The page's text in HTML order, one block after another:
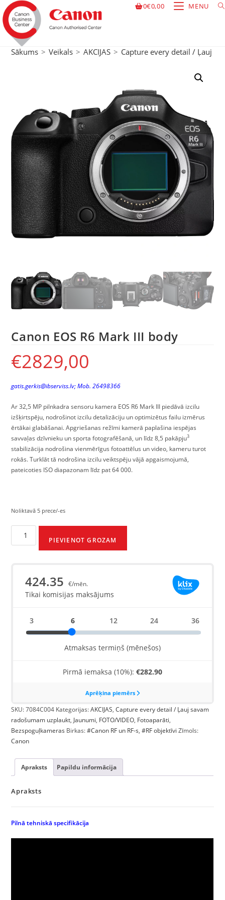
0€0,00 MENU
Sākums > Veikals > AKCIJAS > Capture every detail / Ļauj
Canon EOS R6 Mark III body
€2829,00
gatis.gerkis@ibserviss.lv; Mob.26498366
Ar 32,5 MP pilnkadra sensoru kamera EOS R6 Mark III piedāvā izcilu
izšķirtspēju, nodrošinot izcilu detalizāciju un optimizētus failu izmērus
ērtākai glabāšanai. Apgriešanas režīmi kamerā paplašina iespējas
savvaļas dzīvnieku un sporta fotografēšanā, un līdz 8,5 pakāpju3
stabilizācija nodrošina vienmērīgus fotoattēlus un video, kameru turot
rokās. Turklāt tā nodrošina izcilu veiktspēju vājā apgaismojumā,
pateicoties ISO diapazonam līdz pat 64 000.
Noliktavā 5 prece/-es
PIEVIENOT GROZAM
SKU:7084C004 Kategorijas:AKCIJAS,Capture every detail / Ļauj savam
radošumam uzplaukt, Jaunumi, FOTO/VIDEO, Fotoaparāti,
Bezspoguļkameras Birkas:#Canon RF un RF-s,#RF objektīvi Zīmols:
Canon
Apraksts Papildu informācija
Apraksts
Pilnā tehniskā specifikācija